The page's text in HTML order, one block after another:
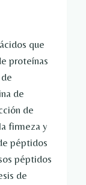
que
proteínas
de
de
firmeza y
péptidos
péptidos
de